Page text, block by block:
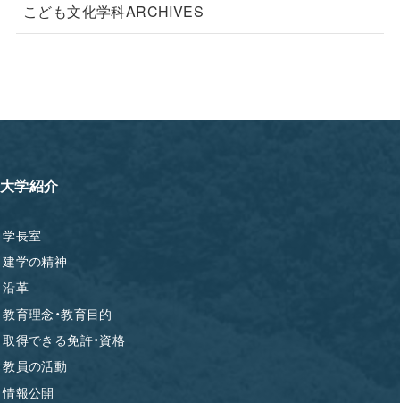
こども文化学科ARCHIVES
大学紹介
学長室
建学の精神
沿革
教育理念・教育目的
取得できる免許・資格
教員の活動
情報公開